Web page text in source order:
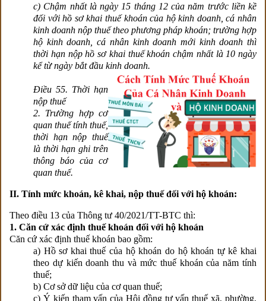
c) Chậm nhất là ngày 15 tháng 12 của năm trước liền kề
đối với hồ sơ khai thuế khoán của hộ kinh doanh, cá nhân
kinh doanh nộp thuế theo phương pháp khoán; trường hợp
hộ kinh doanh, cá nhân kinh doanh mới kinh doanh thì
thời hạn nộp hồ sơ khai thuế khoán chậm nhất là 10 ngày
kể từ ngày bắt đầu kinh doanh.
Điều 55. Thời hạn
nộp thuế
2. Trường hợp cơ
quan thuế tính thuế,
thời hạn nộp thuế
là thời hạn ghi trên
thông báo của cơ
quan thuế.
II. Tính mức khoán, kê khai, nộp thuế đối với hộ khoán:
Theo điều 13 của Thông tư 40/2021/TT-BTC thì:
1. Căn cứ xác định thuế khoán đối với hộ khoán
Căn cứ xác định thuế khoán bao gồm:
a) Hồ sơ khai thuế của hộ khoán do hộ khoán tự kê khai
theo dự kiến doanh thu và mức thuế khoán của năm tính
thuế;
b) Cơ sở dữ liệu của cơ quan thuế;
c) Ý kiến tham vấn của Hội đồng tư vấn thuế xã, phường,